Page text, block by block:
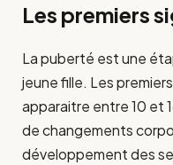
Les premiers
La puberté est une
jeune fille. Les premiers
apparaitre entre 10 et
de changements
développement des